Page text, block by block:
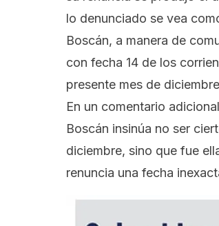
lo denunciado se vea
Boscán, a manera de
con fecha 14 de los
presente mes de
En un comentario
Boscán insinúa no ser
diciembre, sino que fue
renuncia una fecha